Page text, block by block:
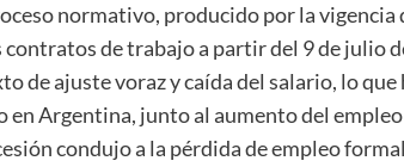
normativo, producido por la vigencia
de trabajo a partir del 9 de julio
de ajuste voraz y caída del salario, lo
Argentina, junto al aumento del
condujo a la pérdida de empleo